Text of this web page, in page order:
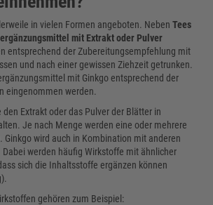
in vielen Formen angeboten. Neben Tees
mit Extrakt oder Pulver
entsprechend der Zubereitungsempfehlung mit
und nach einer gewissen Ziehzeit getrunken.
mit Ginkgo entsprechend der
eingenommen werden.
den Extrakt oder das Pulver der Blätter in
Je nach Menge werden eine oder mehrere
Ginkgo wird auch in Kombination mit anderen
werden häufig Wirkstoffe mit ähnlicher
sich die Inhaltsstoffe ergänzen können
gehören zum Beispiel: